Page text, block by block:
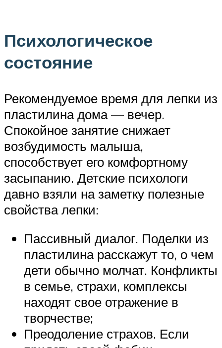
Психологическое
состояние
Рекомендуемое время для лепки из
пластилина дома — вечер.
Спокойное занятие снижает
возбудимость малыша,
способствует его комфортному
засыпанию. Детские психологи
давно взяли на заметку полезные
свойства лепки:
Пассивный диалог. Поделки из
пластилина расскажут то, о чем
дети обычно молчат. Конфликты
в семье, страхи, комплексы
находят свое отражение в
творчестве;
Преодоление страхов. Если